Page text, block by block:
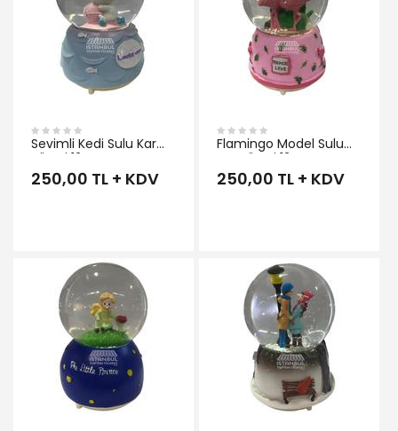
Sevimli Kedi Sulu Kar
Küresi 12 cm
250,00 TL + KDV
Flamingo Model Sulu
Kar Küresi 12 cm
250,00 TL + KDV
İNCELE